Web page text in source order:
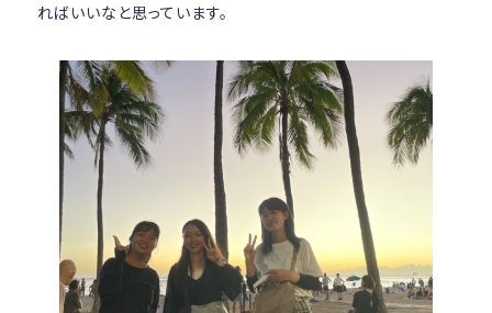
ればいいなと思っています。